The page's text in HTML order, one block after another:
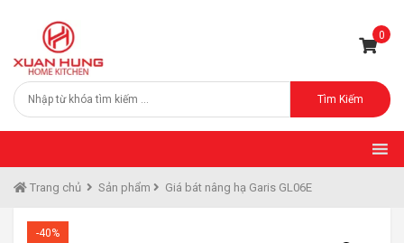
0
Tìm Kiếm
Trang chủ Sản phẩm Giá bát nâng hạ Garis GL06E
-40%